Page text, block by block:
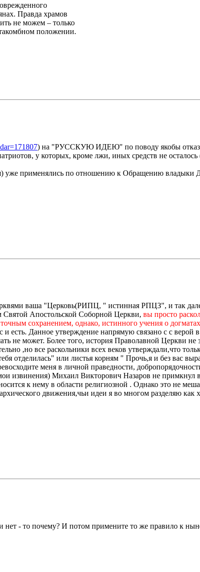
Правда храмов
не можем – только
положении.
) на "РУССКУЮ ИДЕЮ" по поводу якобы отказа
у которых, кроме лжи, иных средств не
уже применялись по отношению к Обращению владыки
ваша "Церковь(РИПЦ, " истинная РПЦЗ", и так
Святой Апостольской Соборной Церкви, вы просто
сохранением, однако, истинного учения о
есть. Данное утверждение напрямую связано с с верой
не может. Более того, история Праволавной Церкви не
,но все раскольники всех веков утверждали,что
отделилась" или листья корням " Прочь,я и без вас
меня в личной праведности,
извинения) Михаил Викторович Назаров не
к нему в области религиозной . Однако это не
движения,чьи идеи я во многом разделяю
- то почему? И потом примените то же правило к